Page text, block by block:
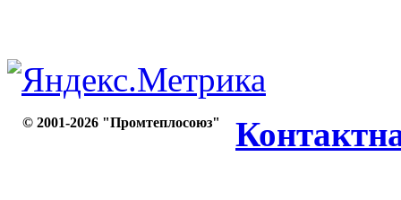
© 2001-2026 "Промтеплосоюз"